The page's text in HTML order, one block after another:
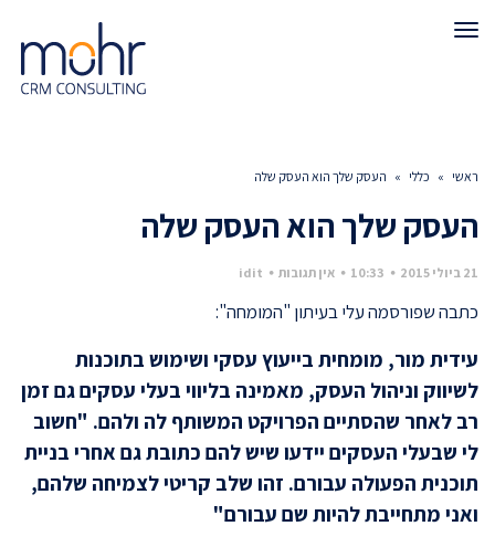
תפריט
ראשי » כללי » העסק שלך הוא העסק שלה
העסק שלך הוא העסק שלה
21 ביולי 2015 10:33 אין תגובות idit
כתבה שפורסמה עלי בעיתון "המומחה":
עידית מור, מומחית בייעוץ עסקי ושימוש בתוכנות
לשיווק וניהול העסק, מאמינה בליווי בעלי עסקים גם זמן
רב לאחר שהסתיים הפרויקט המשותף לה ולהם. "חשוב
לי שבעלי העסקים יידעו שיש להם כתובת גם אחרי בניית
תוכנית הפעולה עבורם. זהו שלב קריטי לצמיחה שלהם,
ואני מתחייבת להיות שם עבורם"